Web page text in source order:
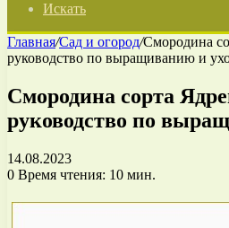
Искать
Главная/Сад и огород/Смородина
руководство по выращиванию и
Смородина сорта
руководство по
14.08.2023
0 Время чтения: 10 мин.